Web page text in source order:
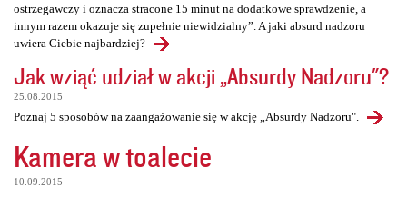
ostrzegawczy i oznacza stracone 15 minut na dodatkowe sprawdzenie, a
innym razem okazuje się zupełnie niewidzialny”. A jaki absurd nadzoru
uwiera Ciebie najbardziej?
Jak wziąć udział w akcji „Absurdy Nadzoru"?
25.08.2015
Poznaj 5 sposobów na zaangażowanie się w akcję „Absurdy Nadzoru".
Kamera w toalecie
10.09.2015